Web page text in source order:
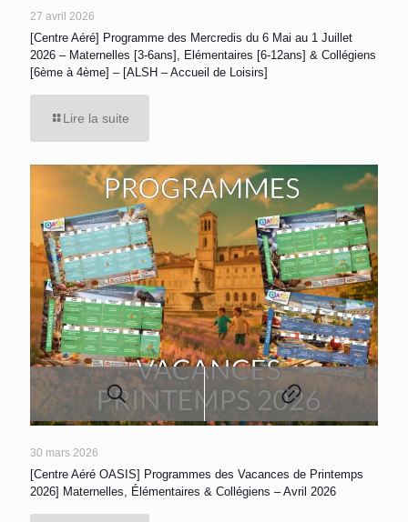
27 avril 2026
[Centre Aéré] Programme des Mercredis du 6 Mai au 1 Juillet
2026 – Maternelles [3-6ans], Elémentaires [6-12ans] & Collégiens
[6ème à 4ème] – [ALSH – Accueil de Loisirs]
Lire la suite
30 mars 2026
[Centre Aéré OASIS] Programmes des Vacances de Printemps
2026] Maternelles, Élémentaires & Collégiens – Avril 2026